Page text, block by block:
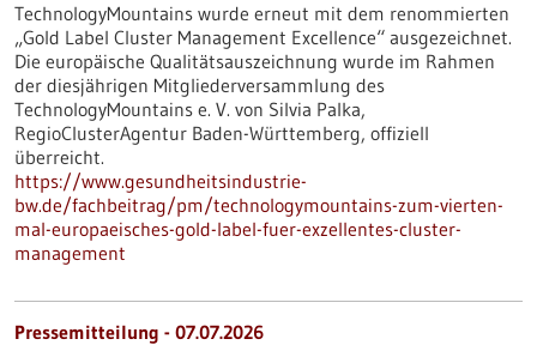
TechnologyMountains wurde erneut mit dem renommierten
„Gold Label Cluster Management Excellence“ ausgezeichnet.
Die europäische Qualitätsauszeichnung wurde im Rahmen
der diesjährigen Mitgliederversammlung des
TechnologyMountains e. V. von Silvia Palka,
RegioClusterAgentur Baden-Württemberg, offiziell
überreicht.
https://www.gesundheitsindustrie-
bw.de/fachbeitrag/pm/technologymountains-zum-vierten-
mal-europaeisches-gold-label-fuer-exzellentes-cluster-
management
Pressemitteilung - 07.07.2026